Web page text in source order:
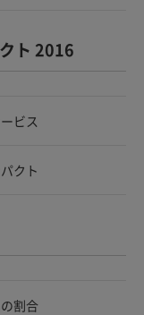
ト 2016
ビス
クト
割合